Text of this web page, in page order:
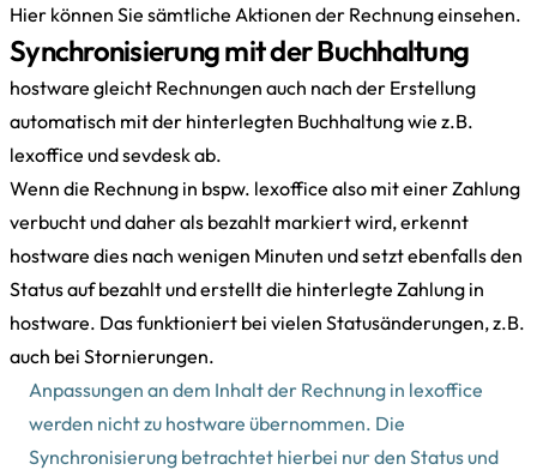
Hier können Sie sämtliche Aktionen der Rechnung einsehen.
Synchronisierung mit der Buchhaltung
hostware gleicht Rechnungen auch nach der Erstellung
automatisch mit der hinterlegten Buchhaltung wie z.B.
lexoffice und sevdesk ab.
Wenn die Rechnung in bspw. lexoffice also mit einer Zahlung
verbucht und daher als bezahlt markiert wird, erkennt
hostware dies nach wenigen Minuten und setzt ebenfalls den
Status auf bezahlt und erstellt die hinterlegte Zahlung in
hostware. Das funktioniert bei vielen Statusänderungen, z.B.
auch bei Stornierungen.
Anpassungen an dem Inhalt der Rechnung in lexoffice
werden nicht zu hostware übernommen. Die
Synchronisierung betrachtet hierbei nur den Status und